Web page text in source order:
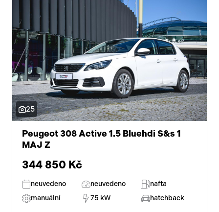
25
Peugeot 308 Active 1.5 Bluehdi S&s 1
MAJ Z
344 850 Kč
neuvedeno neuvedeno
nafta
manuální
75 kW hatchback